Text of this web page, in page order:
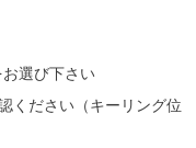
選び下さい
ください（キーリング位